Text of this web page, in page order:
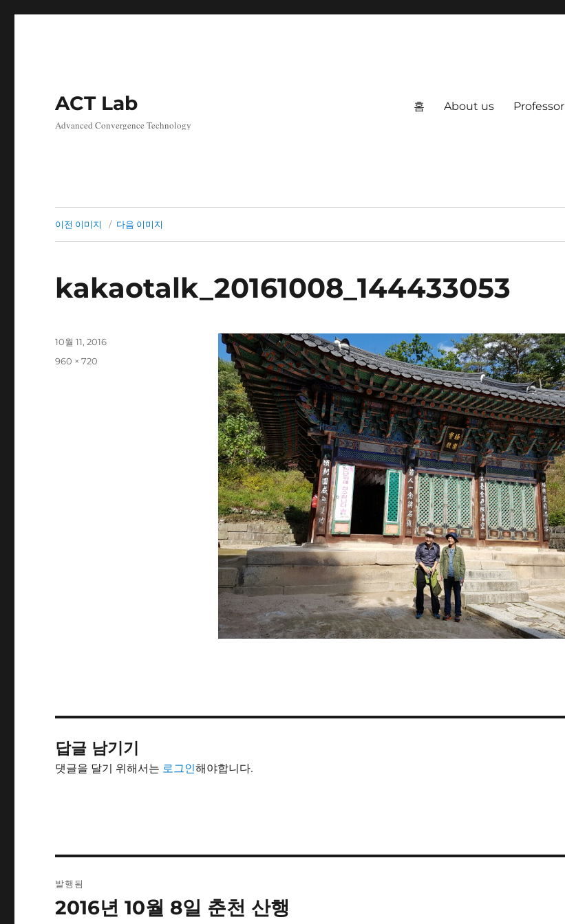
ACT Lab
Advanced Convergence Technology
홈 About us Professor
이전 이미지 다음 이미지
kakaotalk_20161008_144433053
작
10월 11, 2016
전
960 × 720
답글 남기기
댓글을 달기 위해서는 로그인해야합니다.
탐
발행됨
2016년 10월 8일 춘천 산행